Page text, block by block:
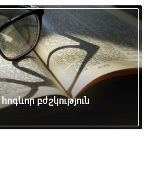
բժշկություն